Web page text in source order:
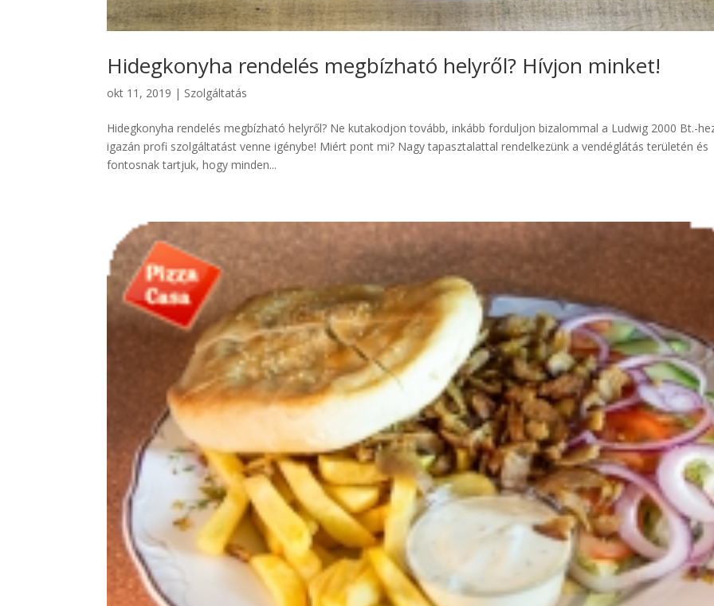
Hidegkonyha rendelés megbízható helyről? Hívjon minket!
okt 11, 2019 | Szolgáltatás
Hidegkonyha rendelés megbízható helyről? Ne kutakodjon tovább, inkább forduljon bizalommal a Ludwig 2000 Bt.-
igazán profi szolgáltatást venne igénybe! Miért pont mi? Nagy tapasztalattal rendelkezünk a vendéglátás területén és
fontosnak tartjuk, hogy minden...